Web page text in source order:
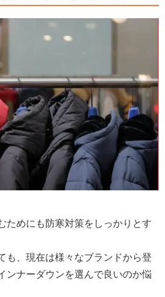
ためにも防寒対策をしっかりとす
も、現在は様々なブランドから登
ンナーダウンを選んで良いのか悩